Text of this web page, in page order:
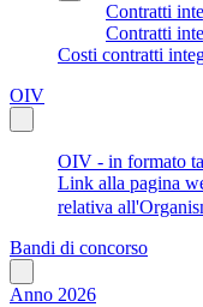
Contratti
Contratti
Costi contratti
OIV
OIV - in formato
Link alla pagina
relativa
Bandi di concorso
Anno 2026